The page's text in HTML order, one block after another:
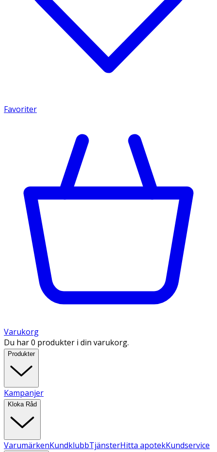
Favoriter
Varukorg
Du har 0 produkter i din varukorg.
Produkter
Kampanjer
Kloka Råd
VarumärkenKundklubbTjänsterHitta apotekKundservice